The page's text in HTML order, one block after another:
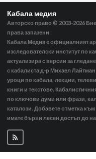
Кабала медия
Авторско право © 2003-2026
права запазени
Кабала Медия е официалният
изследователски институт по
актуализира с версии за
с кабалиста д-р Михаел
уроци по кабала, лекции,
книги и текстове.
по ключови думи или фрази,
каталози. Добавете отметка
имате бърз и лесен достъп до